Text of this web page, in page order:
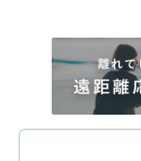
ます。創業10年のノウ
丁寧なレタッチで思
撮影後は、独自の編集
整。自然な雰囲気を残
に。きっと「こんな写
出会えます。まずは、ラ